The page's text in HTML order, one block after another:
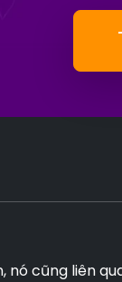
cũng liên